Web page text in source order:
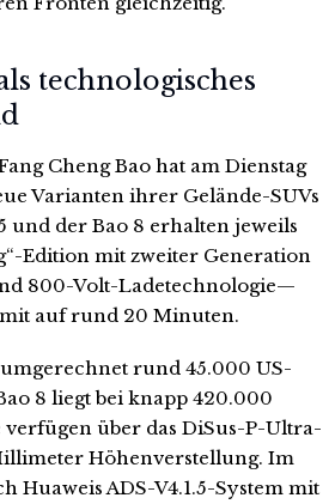
technologisches
Cheng Bao hat am Dienstag
Varianten ihrer Gelände-SUVs
und der Bao 8 erhalten jeweils
Edition mit zweiter Generation
800-Volt-Ladetechnologie—
auf rund 20 Minuten.
rund 45.000 US-
8 liegt bei knapp 420.000
verfügen über das DiSus-P-Ultra-
Höhenverstellung. Im
Huaweis ADS-V4.1.5-System mit